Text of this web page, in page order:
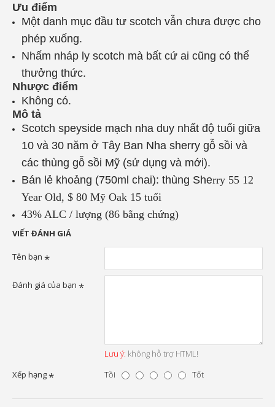
Ưu điểm
Một danh mục đầu tư scotch vẫn chưa được cho
phép xuống.
Nhấm nháp ly scotch mà bất cứ ai cũng có thể
thưởng thức.
Nhược điểm
Không có.
Mô tả
Scotch speyside mạch nha duy nhất độ tuổi giữa
10 và 30 năm ở Tây Ban Nha sherry gỗ sồi và
các thùng gỗ sồi Mỹ (sử dụng và mới).
Bán lẻ khoảng (750ml chai): thùng Sherry 55 12
Year Old, $ 80 Mỹ Oak 15 tuổi
43% ALC / lượng (86 bằng chứng)
VIẾT ĐÁNH GIÁ
Tên bạn
Đánh giá của bạn
Lưu ý: không hỗ trợ HTML!
Xếp hạng
Tồi Tốt